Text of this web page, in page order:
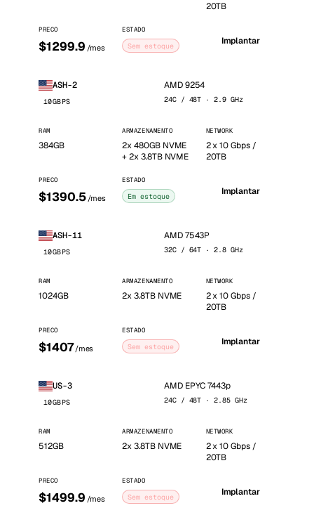
20TB
PRECO
$1299.9 /mes
ESTADO
Sem estoque Implantar
ASH-2
10GBPS
AMD 9254
24C / 48T · 2.9 GHz
RAM
384GB
ARMAZENAMENTO
2x 480GB NVME
+ 2x 3.8TB NVME
NETWORK
2 x 10 Gbps /
20TB
PRECO
$1390.5 /mes
ESTADO
Em estoque Implantar
ASH-11
10GBPS
AMD 7543P
32C / 64T · 2.8 GHz
RAM
1024GB
ARMAZENAMENTO
2x 3.8TB NVME
NETWORK
2 x 10 Gbps /
20TB
PRECO
$1407 /mes
ESTADO
Sem estoque Implantar
US-3
10GBPS
AMD EPYC 7443p
24C / 48T · 2.85 GHz
RAM
512GB
ARMAZENAMENTO
2x 3.8TB NVME
NETWORK
2 x 10 Gbps /
20TB
PRECO
$1499.9 /mes
ESTADO
Sem estoque Implantar